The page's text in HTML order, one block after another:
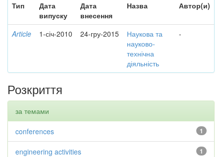
Тип
Дата
випуску
Дата
внесення
Назва Автор(и)
Article 1-січ-2010 24-гру-2015
Наукова та
науково-
технічна
діяльність
-
Розкриття
за темами
1
conferences
1
engineering activities